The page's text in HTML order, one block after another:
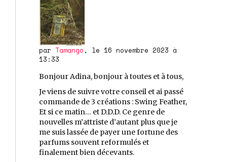
par Tamango , le 16 novembre 2023 à
13:33
Bonjour Adina, bonjour à toutes et à tous,
Je viens de suivre votre conseil et ai passé
commande de 3 créations : Swing Feather,
Et si ce matin… et D.D.D. Ce genre de
nouvelles m’attriste d’autant plus que je
me suis lassée de payer une fortune des
parfums souvent reformulés et
finalement bien décevants.